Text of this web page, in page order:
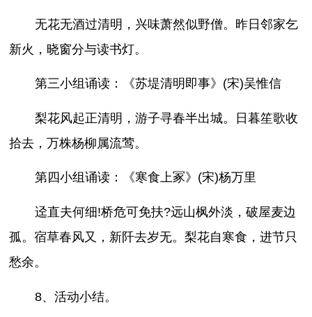
无花无酒过清明，兴味萧然似野僧。昨日邻家乞
新火，晓窗分与读书灯。
第三小组诵读：《苏堤清明即事》(宋)吴惟信
梨花风起正清明，游子寻春半出城。日暮笙歌收
拾去，万株杨柳属流莺。
第四小组诵读：《寒食上冢》(宋)杨万里
迳直夫何细!桥危可免扶?远山枫外淡，破屋麦边
孤。宿草春风又，新阡去岁无。梨花自寒食，进节只
愁余。
8、活动小结。